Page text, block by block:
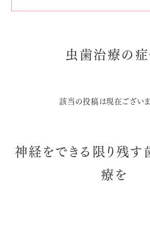
虫歯治療の
該当の投稿は現在ございま
神経をできる限り残
療を